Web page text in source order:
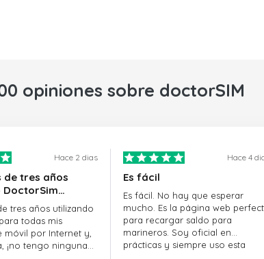
opiniones sobre doctorSIM
Hace 2 dias
de tres años
DoctorSim…
tres años utilizando
todas mis
móvil por Internet y,
¡no tengo ninguna
Hace 4
Es fácil
Es fácil. No hay que esperar
mucho. Es la página web
para recargar saldo para
marineros. Soy oficial en
prácticas y siempre uso esta